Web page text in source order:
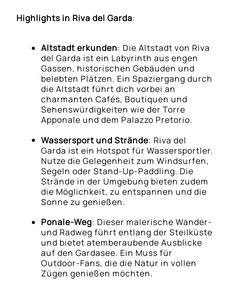
Highlights in Riva del Garda:
Altstadt erkunden: Die Altstadt von Riva
del Garda ist ein Labyrinth aus engen
Gassen, historischen Gebäuden und
belebten Plätzen. Ein Spaziergang durch
die Altstadt führt dich vorbei an
charmanten Cafés, Boutiquen und
Sehenswürdigkeiten wie der Torre
Apponale und dem Palazzo Pretorio.
Wassersport und Strände: Riva del
Garda ist ein Hotspot für Wassersportler.
Nutze die Gelegenheit zum Windsurfen,
Segeln oder Stand-Up-Paddling. Die
Strände in der Umgebung bieten zudem
die Möglichkeit, zu entspannen und die
Sonne zu genießen.
Ponale-Weg: Dieser malerische Wander-
und Radweg führt entlang der Steilküste
und bietet atemberaubende Ausblicke
auf den Gardasee. Ein Muss für
Outdoor-Fans, die die Natur in vollen
Zügen genießen möchten.